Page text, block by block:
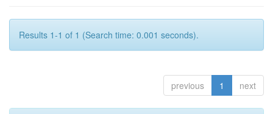
Results 1-1 of 1 (Search time: 0.001 seconds).
previous 1 next